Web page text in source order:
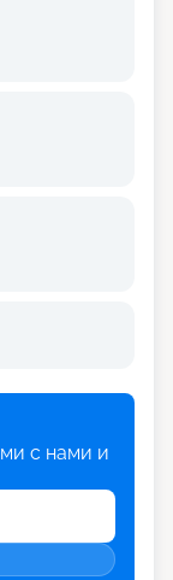
с нами и